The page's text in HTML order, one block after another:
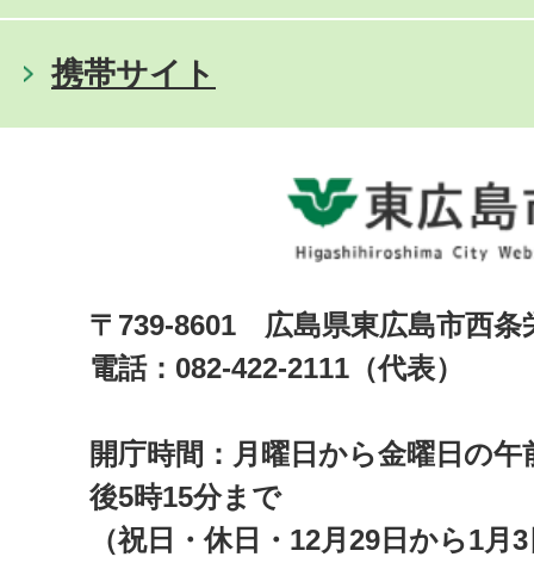
携帯サイト
〒739-8601 広島県東広島市西
電話：082-422-2111（代表）
開庁時間：月曜日から金曜日の午
後5時15分まで
（祝日・休日・12月29日から1月